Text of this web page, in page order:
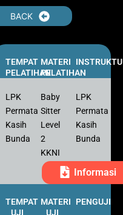
BACK
TEMPAT
PELATIHAN
MATERI
PELATIHAN
LPK
Permata
Kasih
Bunda
Baby
Sitter
Level
2
KKNI
LPK
Permata
Kasih
Bunda
Informasi
TEMPAT
UJI
MATERI
UJI
PENGUJI